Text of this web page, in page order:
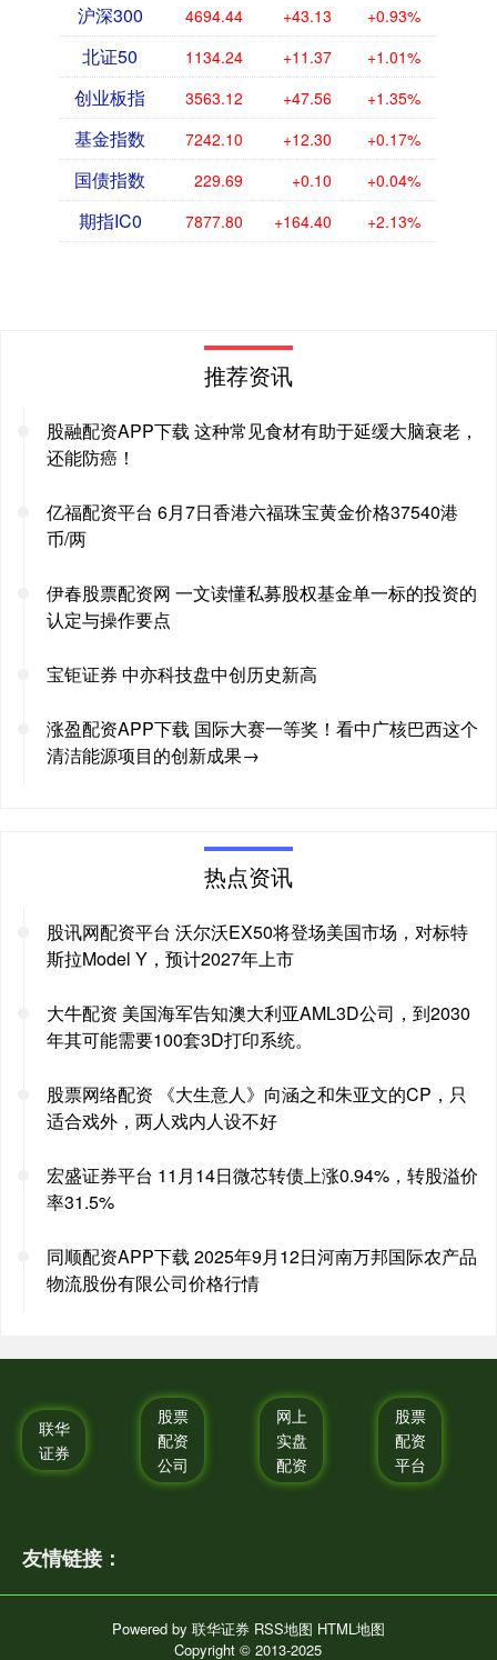
沪深300 4694.44 +43.13 +0.93%
北证50 1134.24 +11.37 +1.01%
创业板指 3563.12 +47.56 +1.35%
基金指数 7242.10 +12.30 +0.17%
国债指数 229.69 +0.10 +0.04%
期指IC0 7877.80 +164.40 +2.13%
推荐资讯
股融配资APP下载 这种常见食材有助于延缓大脑衰老，
还能防癌！
亿福配资平台 6月7日香港六福珠宝黄金价格37540港
币/两
伊春股票配资网 一文读懂私募股权基金单一标的投资的
认定与操作要点
宝钜证券 中亦科技盘中创历史新高
涨盈配资APP下载 国际大赛一等奖！看中广核巴西这个
清洁能源项目的创新成果→
热点资讯
股讯网配资平台 沃尔沃EX50将登场美国市场，对标特
斯拉Model Y，预计2027年上市
大牛配资 美国海军告知澳大利亚AML3D公司，到2030
年其可能需要100套3D打印系统。
股票网络配资 《大生意人》向涵之和朱亚文的CP，只
适合戏外，两人戏内人设不好
宏盛证券平台 11月14日微芯转债上涨0.94%，转股溢价
率31.5%
同顺配资APP下载 2025年9月12日河南万邦国际农产品
物流股份有限公司价格行情
联华
证券
股票
配资
公司
网上
实盘
配资
股票
配资
平台
友情链接：
Powered by 联华证券 RSS地图 HTML地图
Copyright© 2013-2025